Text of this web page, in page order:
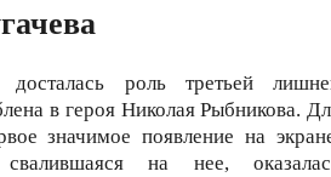
досталась роль третьей
в героя Николая Рыбникова.
значимое появление на
на нее,